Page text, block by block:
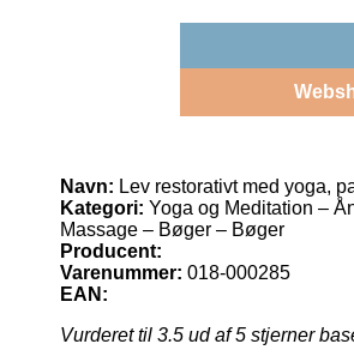
Navn: Lev restorativt med yoga,
Kategori: Yoga og Meditation –
Massage – Bøger – Bøger
Producent:
Varenummer: 018-000285
EAN:
Vurderet til 3.5 ud af 5 stjerner